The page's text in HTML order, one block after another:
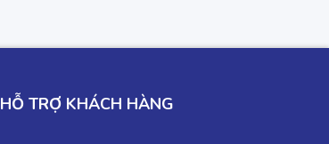
HỖ TRỢ KHÁCH HÀNG